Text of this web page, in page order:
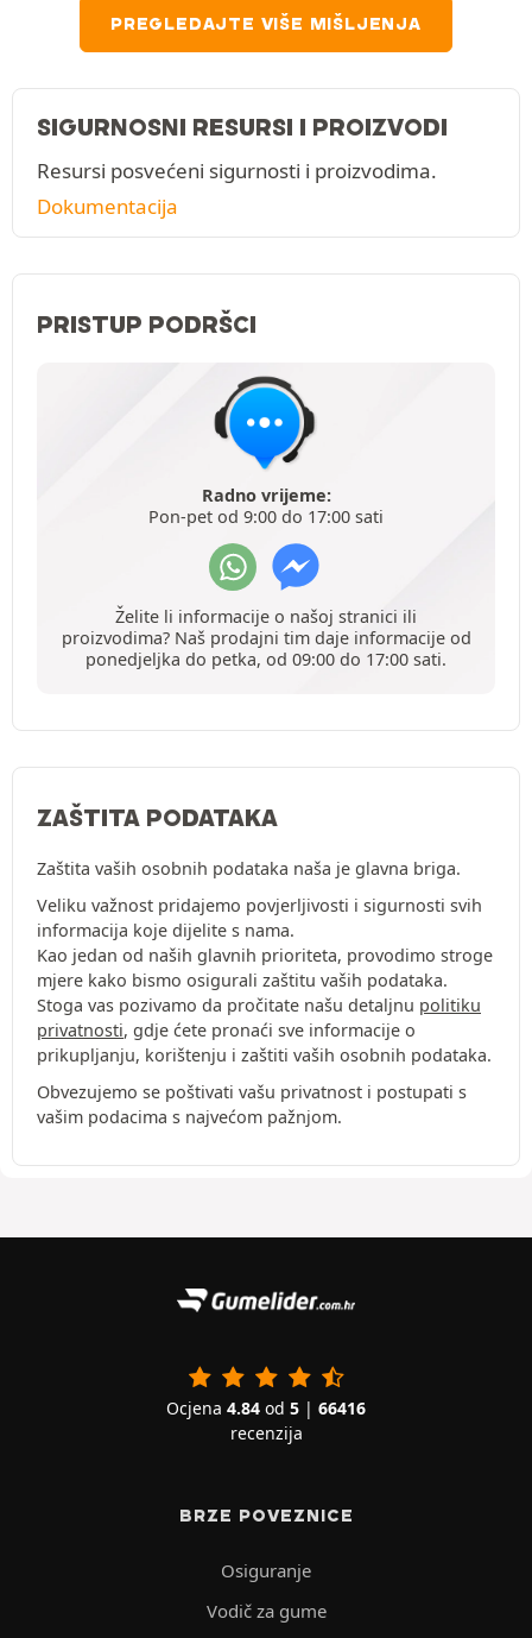
PREGLEDAJTE VIŠE MIŠLJENJA
SIGURNOSNI RESURSI I PROIZVODI
Resursi posvećeni sigurnosti i proizvodima.
Dokumentacija
PRISTUP PODRŠCI
Radno vrijeme:
Pon-pet od 9:00 do 17:00 sati
Želite li informacije o našoj stranici ili
proizvodima? Naš prodajni tim daje informacije od
ponedjeljka do petka, od 09:00 do 17:00 sati.
ZAŠTITA PODATAKA
Zaštita vaših osobnih podataka naša je glavna briga.
Veliku važnost pridajemo povjerljivosti i sigurnosti svih
informacija koje dijelite s nama.
Kao jedan od naših glavnih prioriteta, provodimo stroge
mjere kako bismo osigurali zaštitu vaših podataka.
Stoga vas pozivamo da pročitate našu detaljnu politiku
privatnosti, gdje ćete pronaći sve informacije o
prikupljanju, korištenju i zaštiti vaših osobnih podataka.
Obvezujemo se poštivati vašu privatnost i postupati s
vašim podacima s najvećom pažnjom.
Ocjena 4.84 od 5 | 66416
recenzija
BRZE POVEZNICE
Osiguranje
Vodič za gume